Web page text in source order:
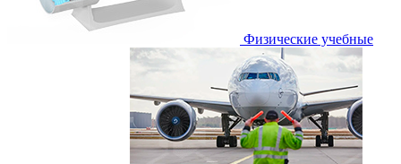
Физические учебные